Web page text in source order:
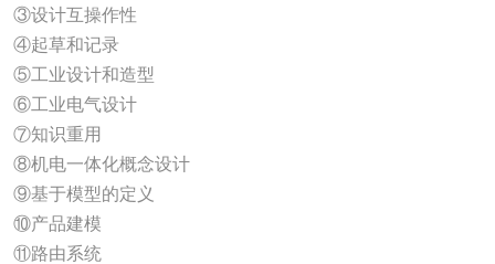
③设计互操作性
④起草和记录
⑤工业设计和造型
⑥工业电气设计
⑦知识重用
⑧机电一体化概念设计
⑨基于模型的定义
⑩产品建模
⑪路由系统